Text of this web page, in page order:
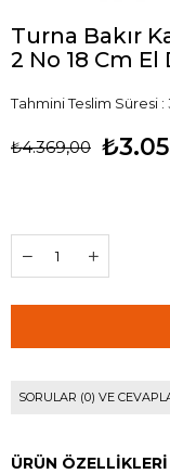
Turna Bakır
2 No 18 Cm El
Tahmini Teslim Süresi :
₺4.369,00
SORULAR (0) VE
ÜRÜN ÖZELLIKLERI